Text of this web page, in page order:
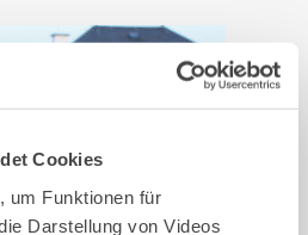
Cookies
um Funktionen für
Darstellung von Videos